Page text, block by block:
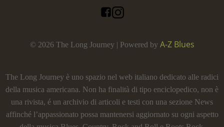
© 2026 The Long Journey | Powered by A-Z Blues
The Long Journey è uno spazio nel web italiano dedicato alle radici
della musica americana. Non ha finalità di tipo enciclopedico, non è
una rivista, é un archivio di articoli e testi con una sezione News
affinché l’appassionato possa mantenersi aggiornato su ogni aspetto